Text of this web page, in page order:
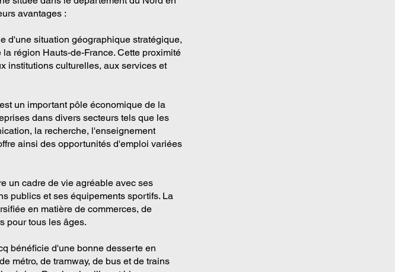
avantages :
d'une situation géographique stratégique,
région Hauts-de-France. Cette proximité
institutions culturelles, aux services et
un important pôle économique de la
dans divers secteurs tels que les
la recherche, l'enseignement
ainsi des opportunités d'emploi variées
un cadre de vie agréable avec ses
publics et ses équipements sportifs. La
en matière de commerces, de
pour tous les âges.
bénéficie d'une bonne desserte en
métro, de tramway, de bus et de trains